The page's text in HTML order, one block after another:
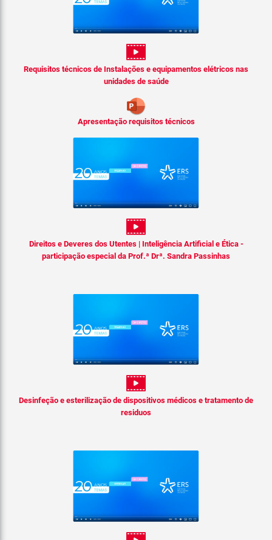
Requisitos técnicos de Instalações e equipamentos elétricos nas
unidades de saúde
Apresentação requisitos técnicos
Direitos e Deveres dos Utentes | Inteligência Artificial e Ética -
participação especial da Prof.ª Drª. Sandra Passinhas
Desinfeção e esterilização de dispositivos médicos e tratamento de
residuos